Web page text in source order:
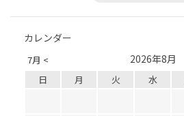
カレンダー
7月 < 2026年8月
日 月 火 水